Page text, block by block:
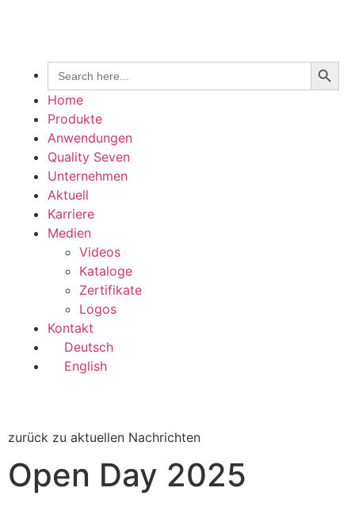
Search
for:
Home
Produkte
Anwendungen
Quality Seven
Unternehmen
Aktuell
Karriere
Medien
Videos
Kataloge
Zertifikate
Logos
Kontakt
Deutsch
English
zurück zu aktuellen Nachrichten
Open Day 2025